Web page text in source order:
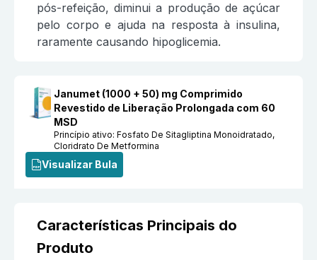
pós-refeição, diminui a produção de açúcar
pelo corpo e ajuda na resposta à insulina,
raramente causando hipoglicemia.
Janumet (1000 + 50) mg Comprimido
Revestido de Liberação Prolongada com 60
MSD
Princípio ativo:Fosfato De Sitagliptina Monoidratado,
Cloridrato De Metformina
Visualizar Bula
Características Principais do
Produto